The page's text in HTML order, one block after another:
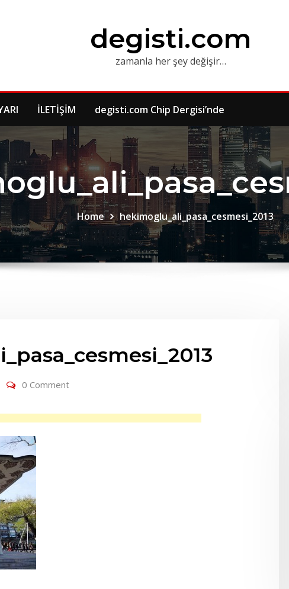
degisti.com
zamanla her şey değişir…
İLETİŞİM degisti.com Chip Dergisi’nde
Home hekimoglu_ali_pasa_cesmesi_2013
0 Comment